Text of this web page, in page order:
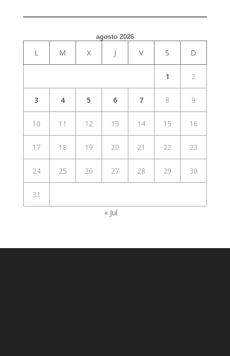
agosto 2026
L M X J V S D
1 2
3 4 5 6 7 8 9
10 11 12 13 14 15 16
17 18 19 20 21 22 23
24 25 26 27 28 29 30
31
« Jul